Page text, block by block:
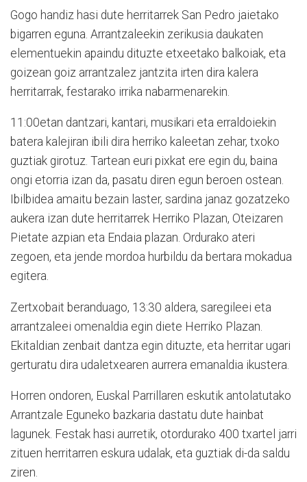
Gogo handiz hasi dute herritarrek San Pedro jaietako
bigarren eguna. Arrantzaleekin zerikusia daukaten
elementuekin apaindu dituzte etxeetako balkoiak, eta
goizean goiz arrantzalez jantzita irten dira kalera
herritarrak, festarako irrika nabarmenarekin.
11:00etan dantzari, kantari, musikari eta erraldoiekin
batera kalejiran ibili dira herriko kaleetan zehar, txoko
guztiak girotuz. Tartean euri pixkat ere egin du, baina
ongi etorria izan da, pasatu diren egun beroen ostean.
Ibilbidea amaitu bezain laster, sardina janaz gozatzeko
aukera izan dute herritarrek Herriko Plazan, Oteizaren
Pietate azpian eta Endaia plazan. Ordurako ateri
zegoen, eta jende mordoa hurbildu da bertara mokadua
egitera.
Zertxobait beranduago, 13:30 aldera, saregileei eta
arrantzaleei omenaldia egin diete Herriko Plazan.
Ekitaldian zenbait dantza egin dituzte, eta herritar ugari
gerturatu dira udaletxearen aurrera emanaldia ikustera.
Horren ondoren, Euskal Parrillaren eskutik antolatutako
Arrantzale Eguneko bazkaria dastatu dute hainbat
lagunek. Festak hasi aurretik, otordurako 400 txartel jarri
zituen herritarren eskura udalak, eta guztiak di-da saldu
ziren.